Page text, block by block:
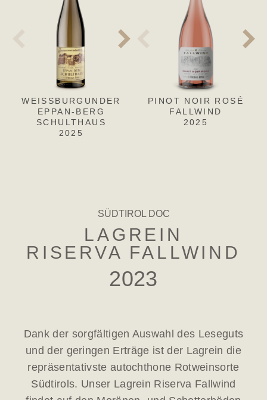
WEISSBURGUNDER
EPPAN-BERG
SCHULTHAUS
2025
WEISSBURGUNDER
EPPAN-BERG-
SCHULTHAUS
PINOT NOIR ROSÉ
FALLWIND
2025
SÜDTIROL DOC
LAGREIN
RISERVA FALLWIND
2023
Dank der sorgfältigen Auswahl des Leseguts
und der geringen Erträge ist der Lagrein die
repräsentativste autochthone Rotweinsorte
Südtirols. Unser Lagrein Riserva Fallwind